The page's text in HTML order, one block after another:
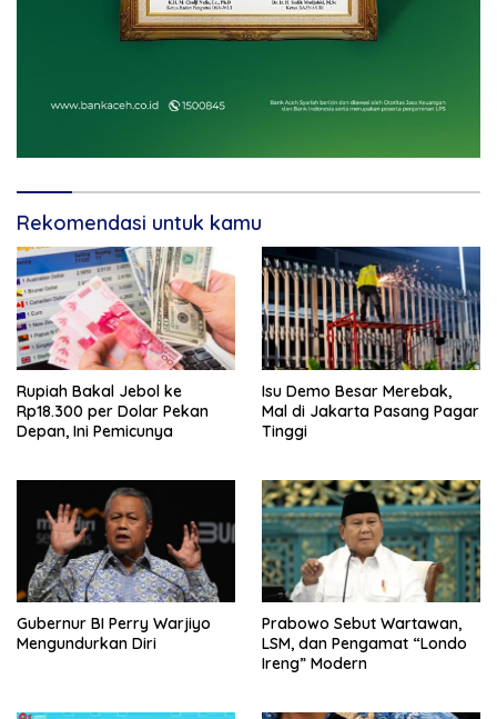
Rekomendasi untuk kamu
Rupiah Bakal Jebol ke
Rp18.300 per Dolar Pekan
Depan, Ini Pemicunya
Isu Demo Besar Merebak,
Mal di Jakarta Pasang Pagar
Tinggi
Gubernur BI Perry Warjiyo
Mengundurkan Diri
Prabowo Sebut Wartawan,
LSM, dan Pengamat “Londo
Ireng” Modern